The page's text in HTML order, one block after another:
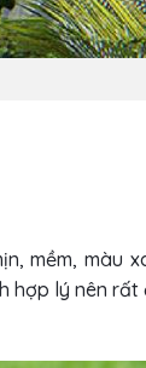
mềm, màu
hợp lý nên rất